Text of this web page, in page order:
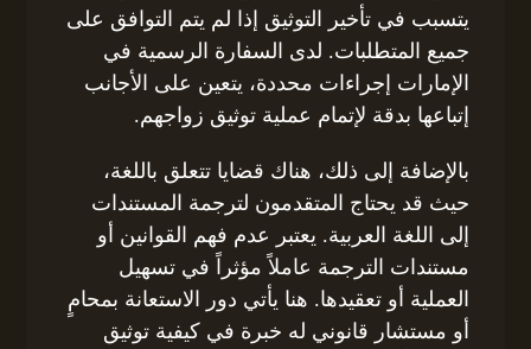
يتسبب في تأخير التوثيق إذا لم يتم التوافق على
جميع المتطلبات. لدى السفارة الرسمية في
الإمارات إجراءات محددة، يتعين على الأجانب
إتباعها بدقة لإتمام عملية توثيق زواجهم.
بالإضافة إلى ذلك، هناك قضايا تتعلق باللغة،
حيث قد يحتاج المتقدمون لترجمة المستندات
إلى اللغة العربية. يعتبر عدم فهم القوانين أو
مستندات الترجمة عاملاً مؤثراً في تسهيل
العملية أو تعقيدها. هنا يأتي دور الاستعانة بمحامٍ
أو مستشار قانوني له خبرة في كيفية توثيق